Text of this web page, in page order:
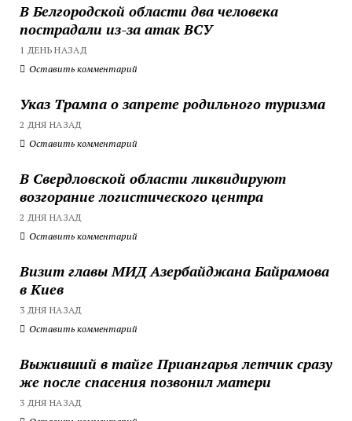
В Белгородской области два человека
пострадали из-за атак ВСУ
1 ДЕНЬ НАЗАД
Оставить комментарий
Указ Трампа о запрете родильного туризма
2 ДНЯ НАЗАД
Оставить комментарий
В Свердловской области ликвидируют
возгорание логистического центра
2 ДНЯ НАЗАД
Оставить комментарий
Визит главы МИД Азербайджана Байрамова
в Киев
3 ДНЯ НАЗАД
Оставить комментарий
Выживший в тайге Приангарья летчик сразу
же после спасения позвонил матери
3 ДНЯ НАЗАД